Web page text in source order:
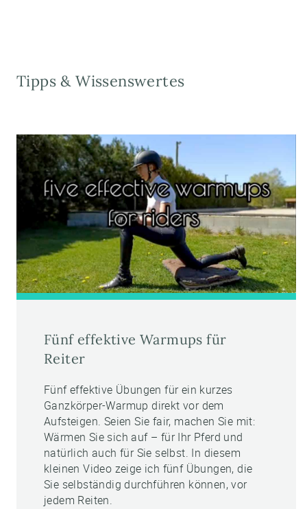
Tipps & Wissenswertes
Fünf effektive Warmups für
Reiter
Fünf effektive Übungen für ein kurzes
Ganzkörper-Warmup direkt vor dem
Aufsteigen. Seien Sie fair, machen Sie mit:
Wärmen Sie sich auf – für Ihr Pferd und
natürlich auch für Sie selbst. In diesem
kleinen Video zeige ich fünf Übungen, die
Sie selbständig durchführen können, vor
jedem Reiten.